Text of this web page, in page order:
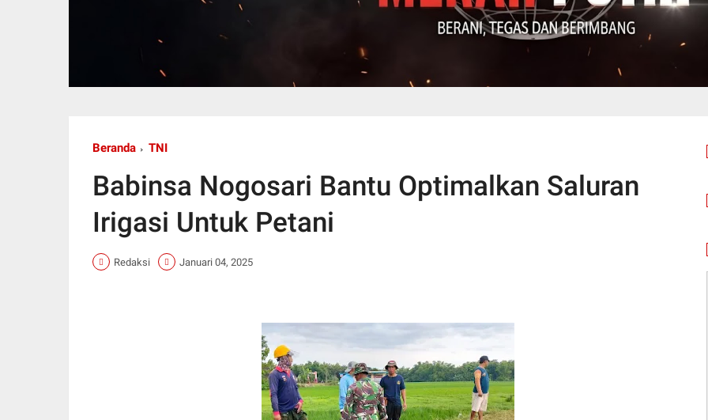
Beranda TNI
Babinsa Nogosari Bantu Optimalkan Saluran
Irigasi Untuk Petani
Redaksi Januari 04, 2025